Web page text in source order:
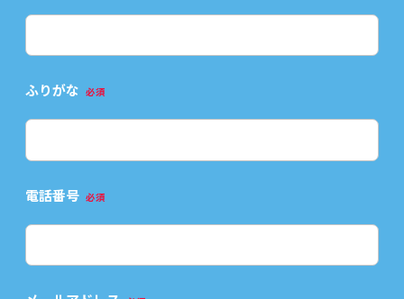
ふりがな 必須
電話番号 必須